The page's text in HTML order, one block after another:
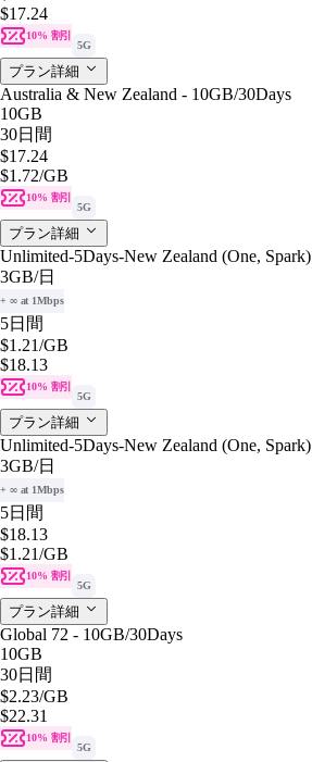
$17.24
10% 割引
5G
プラン詳細
Australia & New Zealand - 10GB/30Days
10GB
30日間
$17.24
$1.72/GB
10% 割引
5G
プラン詳細
Unlimited-5Days-New Zealand (One, Spark)
3GB/日
+ ∞ at 1Mbps
5日間
$1.21/GB
$18.13
10% 割引
5G
プラン詳細
Unlimited-5Days-New Zealand (One, Spark)
3GB/日
+ ∞ at 1Mbps
5日間
$18.13
$1.21/GB
10% 割引
5G
プラン詳細
Global 72 - 10GB/30Days
10GB
30日間
$2.23/GB
$22.31
10% 割引
5G